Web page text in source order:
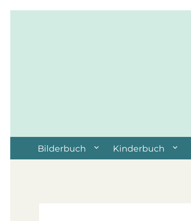
Bilderbuch Kinderbuch